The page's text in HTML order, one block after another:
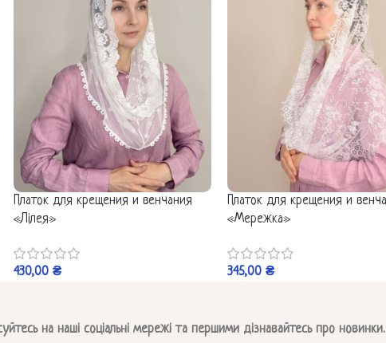
Платок для крещения и венчания
«Лілея»
430,00 ₴
Платок для крещения и
«Мережка»
345,00₴
на наші соціальні мережі та першими дізнавайтесь про новинки.